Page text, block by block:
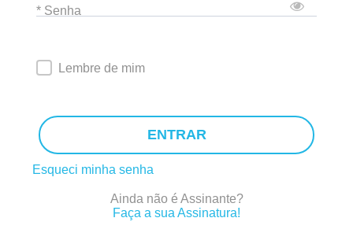
* Senha
Lembre de mim
ENTRAR
Esqueci minha senha
Ainda não é Assinante?
Faça a sua Assinatura!